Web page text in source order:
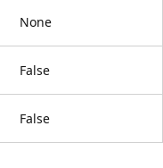
None
False
False